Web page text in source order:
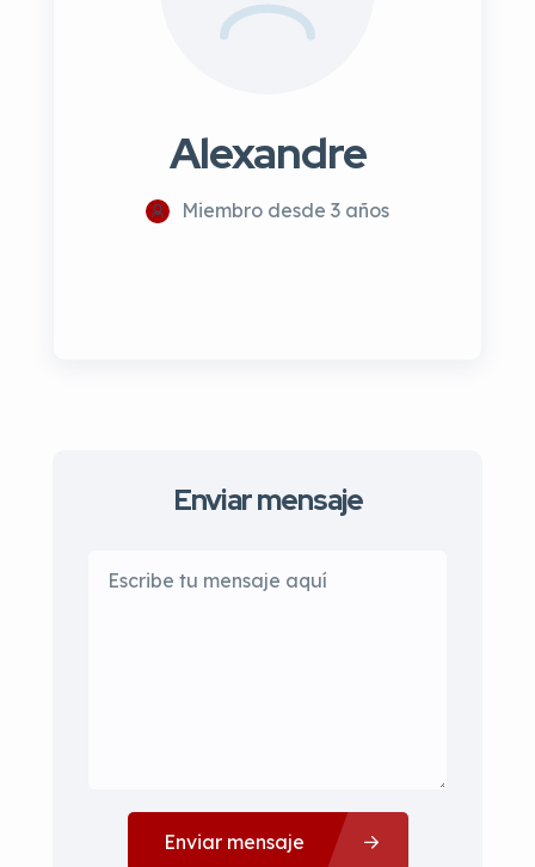
Alexandre
Miembro desde 3 años
Enviar mensaje
Enviar mensaje